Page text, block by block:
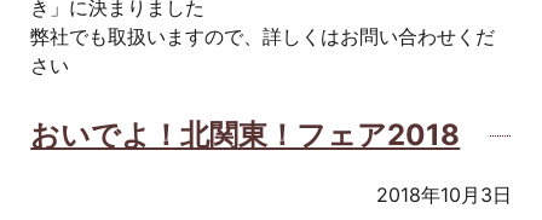
き」に決まりました
弊社でも取扱いますので、詳しくはお問い合わせくだ
さい
おいでよ！北関東！フェア2018
2018年10月3日